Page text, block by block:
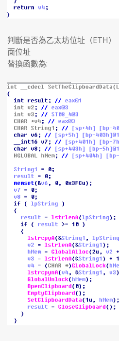
判斷是否為乙太坊位址（ETH
面位址
替換函數為: